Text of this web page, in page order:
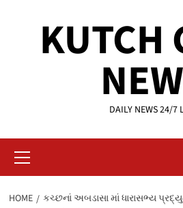
KUTCH
DAILY NEWS 24/7
Menu
HOME
કચ્છનાં અબડાસા માં ધારાસભ્ય